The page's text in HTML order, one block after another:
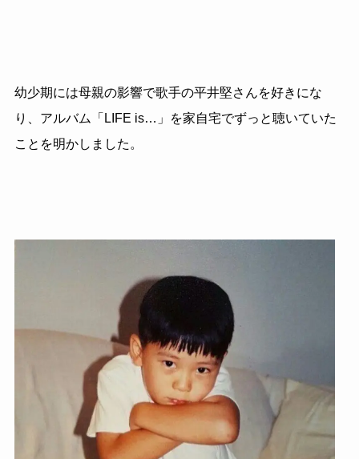
幼少期には母親の影響で歌手の平井堅さんを好きにな
り、アルバム「LIFE is…」を家自宅でずっと聴いていた
ことを明かしました。